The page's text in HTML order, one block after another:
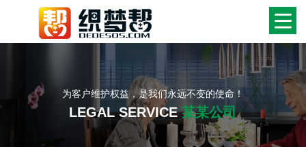
为客户维护权益，是我们永远不变的使命！
LEGAL SERVICE某某公司